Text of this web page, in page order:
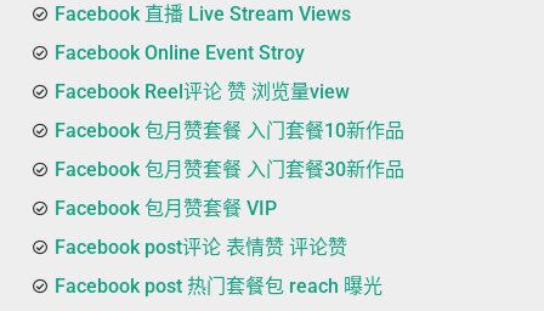
Facebook 直播 Live Stream Views
Facebook Online Event Stroy
Facebook Reel评论 赞 浏览量view
Facebook 包月赞套餐 入门套餐10新作品
Facebook 包月赞套餐 入门套餐30新作品
Facebook 包月赞套餐 VIP
Facebook post评论 表情赞 评论赞
Facebook post 热门套餐包 reach 曝光